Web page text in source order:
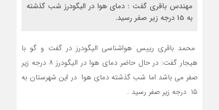
مهندس باقری گفت : دمای هوا در الیگودرز شب گذشته
به 15 درجه زیر صفر رسید.
محمد باقری رییس هواشناسی الیگودرز در گفت و گو با
هیجار گفت: در حال حاضر دمای هوا در الیگودرز ۸ درجه زیر
صفر می باشد اما شب گذشته دمای هوا در این شهرستان به
۱۵ درجه زیر صفر رسید .